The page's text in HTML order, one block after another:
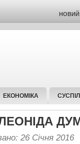
НОВИЙ
ЕКОНОМІКА
26 Січня 2016